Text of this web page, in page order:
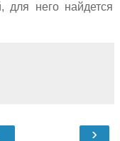
для него найдется
›